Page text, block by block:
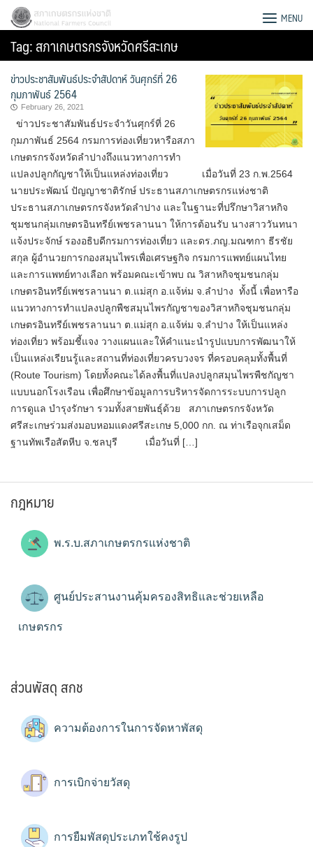
Skip
content
Search
for:
สภาเกษตรกรแห่งชาติ MENU
Tag:สภาเกษตรกรจังหวัดศรีสะเกษ
ข่าวประชาสัมพันธ์ประจำสัปดาห์ วันศุกร์ที่ 26
กุมภาพันธ์ 2564
February 26, 2021
ข่าวประชาสัมพันธ์ประจำวันศุกร์ที่ 26
กุมภาพันธ์ 2564 กรมการท่องเที่ยวหารือสภา
เกษตรกรจังหวัดลำปางถึงแนวทางการทำ
แปลงปลูกกัญชาให้เป็นแหล่งท่องเที่ยว เมื่อวันที่ 23 ก.พ.2564
นายประพัฒน์ ปัญญาชาติรักษ์ ประธาน​สภา​เกษตรกร​แห่งชาติ​
ประธานสภาเกษตรกรจังหวัดลำปาง และในฐานะที่ปรึกษาวิสาหกิจ
ชุมชนกลุ่มเกษตรอินทรีย์เพชรลานนา ให้การต้อนรับ นางสาววันทนา
แจ้งประจักษ์ รองอธิบดีกรมการท่องเที่ยว และดร.ภญ.มณฑกา ธีรชัย
สกุล ผู้อำนวยการกองสมุนไพรเพื่อเศรษฐกิจ กรมการแพทย์แผนไทย
และการแพทย์ทางเลือก พร้อมคณะเข้าพบ ณ วิสาหกิจชุมชนกลุ่ม
เกษตรอินทรีย์เพชรลานนา ต.แม่สุก อ.แจ้ห่ม จ.ลำปาง ทั้งนี้ เพื่อหารือ
แนวทางการทำแปลงปลูกพืชสมุนไพรกัญชาของวิสาหกิจชุมชนกลุ่ม
เกษตรอินทรีย์เพชรลานนา ต.แม่สุก อ.แจ้ห่ม จ.ลำปาง ให้เป็นแหล่ง
ท่องเที่ยว พร้อมชี้แจง วางแผนและให้คำแนะนำรูปแบบการพัฒนาให้
เป็นแหล่งเรียนรู้และสถานที่ท่องเที่ยวครบวงจร ที่ครอบคลุมทั้งพื้นที่
(Route Tourism) โดยทั้งคณะได้ลงพื้นที่แปลงปลูกสมุนไพรพืชกัญชา
แบบนอกโรงเรือน เพื่อศึกษาข้อมูลการบริหารจัดการระบบการปลูก
การดูแล บำรุงรักษา รวมทั้งสายพันธุ์ด้วย สภาเกษตรกรจังหวัด
ศรีสะเกษ​ร่วมส่งมอบหอมแดงศรีสะเกษ 5,000 กก. ณ ท่าเรือจุกเสม็ด
ฐานทัพเรือสัตหีบ จ.ชลบุรี เมื่อวันที่ […]
กฎหมาย
พ.ร.บ.สภาเกษตรกรแห่งชาติ
ศูนย์ประสานงานคุ้มครองสิทธิและช่วยเหลือ
เกษตรกร
ส่วนพัสดุ สกช
ความต้องการในการจัดหาพัสดุ
การเบิกจ่ายวัสดุ
การยืมพัสดุประเภทใช้คงรูป